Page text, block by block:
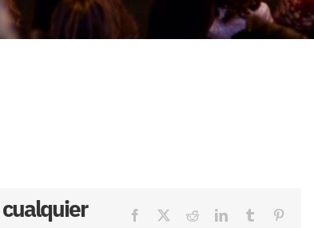
Facebook RedditLinkedInTumblr